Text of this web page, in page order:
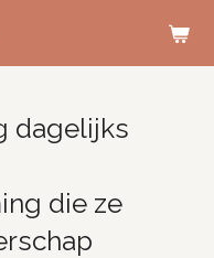
dagelijks
die ze